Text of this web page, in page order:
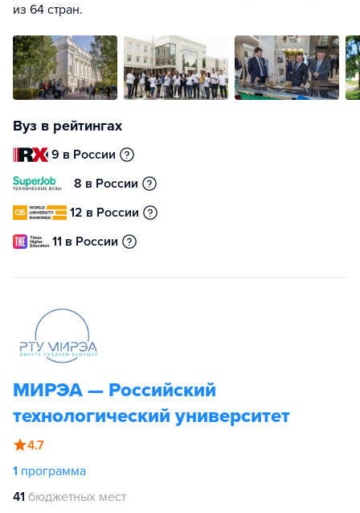
из 64 стран.
Вуз в рейтингах
9 в России
8 в России
12 в России
11 в России
МИРЭА — Российский
технологический университет
4.7
1 программа
41 бюджетных мест